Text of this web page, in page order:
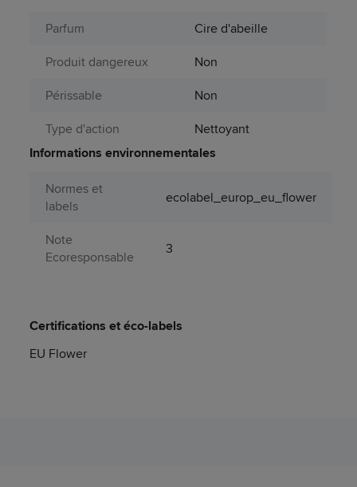
Parfum
Cire d'abeille
Produit dangereux
Non
Périssable
Non
Type d'action
Nettoyant
Informations environnementales
Normes et
labels
ecolabel_europ_eu_flower
Note
Ecoresponsable
3
Certifications et éco-labels
EU Flower